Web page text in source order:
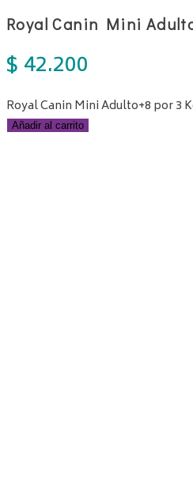
Royal Canin Mini
$42.200
Royal Canin Mini Adulto+8 por 3
Añadir al carrito